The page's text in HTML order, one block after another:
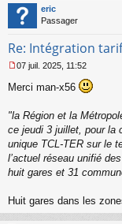
e
n
o
l
u
eric
Passager
Re: Intégration
e
a
g
e
n
o
u
07 juil. 2025, 11:52
Merci man-x56
"la Région et la
ce jeudi 3 juillet, pour la
unique TCL-TER sur le
l’actuel réseau unifié
huit gares et 31
Huit gares dans les